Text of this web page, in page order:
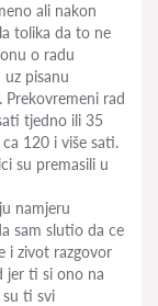
ali nakon
tolika da to ne
o radu
pisanu
Prekovremeni rad
tjedno ili 35
120 i više sati.
su premasili u
namjeru
sam slutio da ce
i zivot razgovor
jer ti si ono na
su ti svi